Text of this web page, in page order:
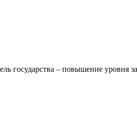
государства – повышение